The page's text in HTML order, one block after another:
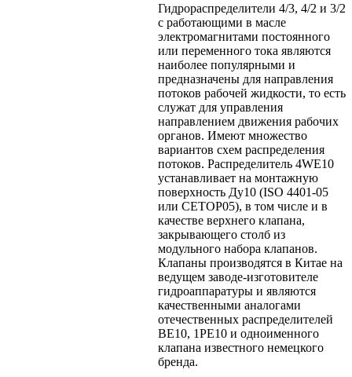
Гидрораспределители 4/3, 4/2 и 3/2
с работающими в масле
электромагнитами постоянного
или переменного тока являются
наиболее популярными и
предназначены для направления
потоков рабочей жидкости, то есть
служат для управления
направлением движения рабочих
органов. Имеют множество
вариантов схем распределения
потоков. Распределитель 4WE10
устанавливает на монтажную
поверхность Ду10 (ISO 4401-05
или CETOP05), в том числе и в
качестве верхнего клапана,
закрывающего столб из
модульного набора клапанов.
Клапаны производятся в Китае на
ведущем заводе-изготовителе
гидроаппаратуры и являются
качественными аналогами
отечественных распределителей
ВЕ10, 1РЕ10 и одноименного
клапана известного немецкого
бренда.